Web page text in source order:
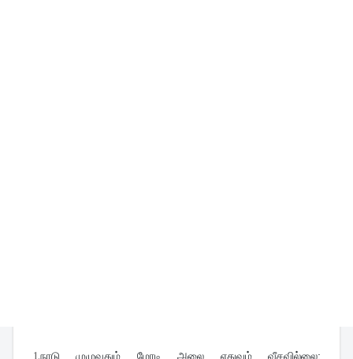
1.நாடு முழுவதும் மோடி அலை எதுவும் வீசவில்லை: